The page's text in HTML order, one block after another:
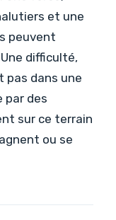
et une
peuvent
difficulté,
pas dans une
par des
sur ce terrain
ou se